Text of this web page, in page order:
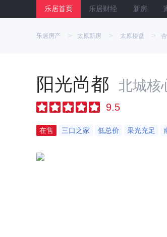
乐居首页 乐居财经 新房
乐居房产 > 太原新房 > 太原楼盘 >
阳光尚都 北城核
9.5
在售 三口之家 低总价 采光充足